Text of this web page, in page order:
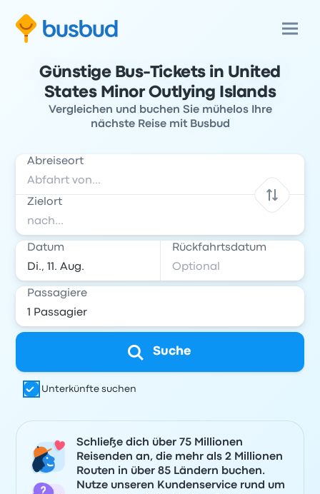
Günstige Bus-Tickets in United
States Minor Outlying Islands
Vergleichen und buchen Sie mühelos Ihre
nächste Reise mit Busbud
Abreiseort
Zielort
Datum Rückfahrtsdatum
Passagiere
Suche
Unterkünfte suchen
Schließe dich über 75 Millionen
Reisenden an, die mehr als 2 Millionen
Routen in über 85 Ländern buchen.
Nutze unseren Kundenservice rund um